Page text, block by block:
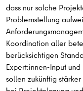
dass nur solche
Problemstellung
Koordination aller
berücksichtigen
Expert:innen-Input und
sollen zukünftig